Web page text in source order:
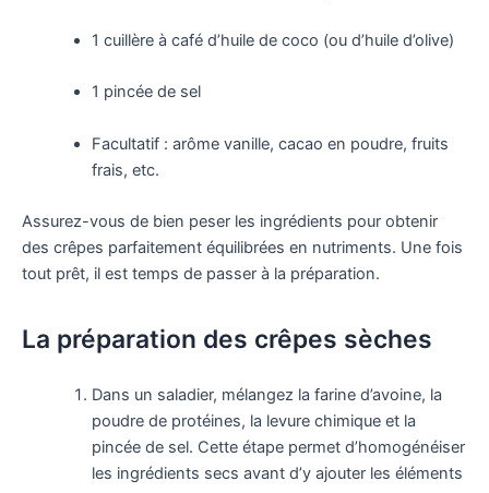
1 cuillère à café d’huile de coco (ou d’huile d’olive)
1 pincée de sel
Facultatif : arôme vanille, cacao en poudre, fruits
frais, etc.
Assurez-vous de bien peser les ingrédients pour obtenir
des crêpes parfaitement équilibrées en nutriments. Une fois
tout prêt, il est temps de passer à la préparation.
La préparation des crêpes sèches
Dans un saladier, mélangez la farine d’avoine, la
poudre de protéines, la levure chimique et la
pincée de sel. Cette étape permet d’homogénéiser
les ingrédients secs avant d’y ajouter les éléments